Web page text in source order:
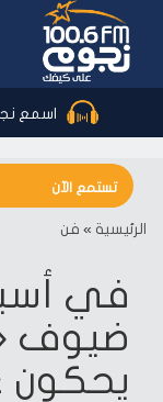
اسمع
تستمع الآن
نجوم اف ام - على
الرئيسية » فن
في
ضيوف
يحكون